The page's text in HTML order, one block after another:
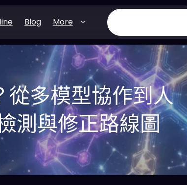
Blog More
搜
尋
從多模型協作到人
測與修正路線圖